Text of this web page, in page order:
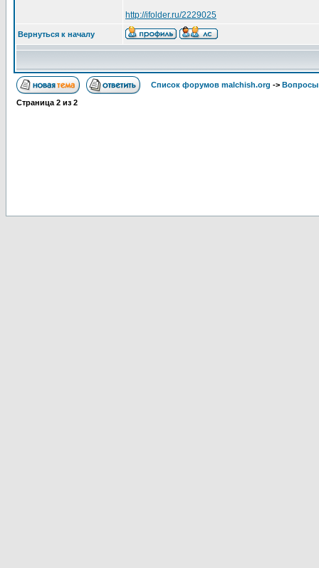
http://ifolder.ru/2229025
Вернуться к началу
Список форумов malchish.org -> Вопросы
Страница 2 из 2